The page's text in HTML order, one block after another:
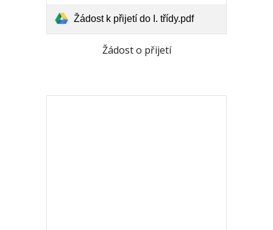
Žádost k přijetí do I. třídy.pdf
Žádost o přijetí